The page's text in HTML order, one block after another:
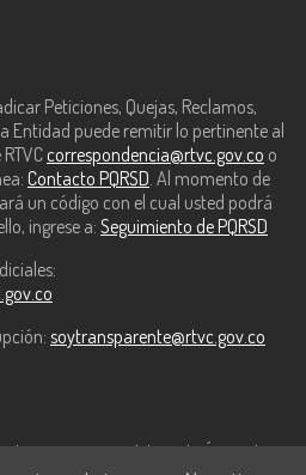
Peticiones, Quejas, Reclamos,
Entidad puede remitir lo pertinente al
correspondencia@rtvc.gov.co o
Contacto PQRSD . Al momento de
un código con el cual usted podrá
ingrese a: Seguimiento de PQRSD
soytransparente@rtvc.gov.co
con recursos del Fondo Único de